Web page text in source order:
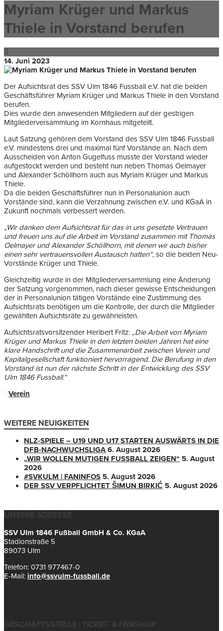
Myriam Krüger und Markus
Thiele in Vorstand berufen
14. Juni 2023
Der Aufsichtsrat des SSV Ulm 1846 Fussball e.V. hat die beiden
Geschäftsführer Myriam Krüger und Markus Thiele in den Vorstand
berufen.
Dies wurde den anwesenden Mitgliedern auf der gestrigen
Mitgliederversammlung im Kornhaus mitgeteilt.
Laut Satzung gehören dem Vorstand des SSV Ulm 1846 Fussball
e.V. mindestens drei und maximal fünf Vorstände an. Nach dem
Ausscheiden von Anton Gugelfuss musste der Vorstand wieder
aufgestockt werden und besteht nun neben Thomas Oelmayer
und Alexander Schöllhorn auch aus Myriam Krüger und Markus
Thiele.
Da die beiden Geschäftsführer nun in Personalunion auch
Vorstände sind, kann die Verzahnung zwischen e.V. und KGaA in
Zukunft nochmals verbessert werden.
„Wir danken dem Aufsichtsrat für das in uns gesetzte Vertrauen
und freuen uns auf die Arbeit im Vorstand zusammen mit Thomas
Oelmayer und Alexander Schöllhorn, mit denen wir auch bisher
einen sehr vertrauensvollen Austausch hatten“, so die beiden Neu-
Vorstände Krüger und Thiele.
Gleichzeitig wurde in der Mitgliederversammlung eine Änderung
der Satzung vorgenommen, nach dieser gewisse Entscheidungen
der in Personalunion tätigen Vorstände eine Zustimmung des
Aufsichtsrats benötigen um die Kontrolle, der durch die Mitglieder
gewählten Aufsichtsräte zu gewährleisten.
Aufsichtsratsvorsitzender Heribert Fritz: „Die Arbeit von Myriam
Krüger und Markus Thiele in den letzten beiden Jahren hat eine
klare Handschrift und die Zusammenarbeit zwischen Verein und
Kapitalgesellschaft funktioniert hervorragend. Die Berufung in den
Vorstand ist nun der nächste Schritt in der Entwicklung des SSV
Ulm 1846 Fussball.“
Verein
WEITERE NEUIGKEITEN
NLZ-SPIELE – U19 UND U17 STARTEN AUSWÄRTS IN DIE
DFB-NACHWUCHSLIGA 6. August 2026
„WIR WOLLEN MUTIGEN FUSSBALL ZEIGEN“
5. August
2026
#SVKULM | FANINFOS 5. August 2026
DER SSV VERPFLICHTET ŠIMUN BIRKIĆ 5. August 2026
UNSERE ADRESSE
SSV Ulm 1846 Fußball GmbH & Co. KGaA
Stadionstraße 5
89073 Ulm
Telefon: 0731 977467-0
E-Mail: info@ssvulm-fussball.de
GESCHÄFTSSTELLE | TICKET- & FANSHOP